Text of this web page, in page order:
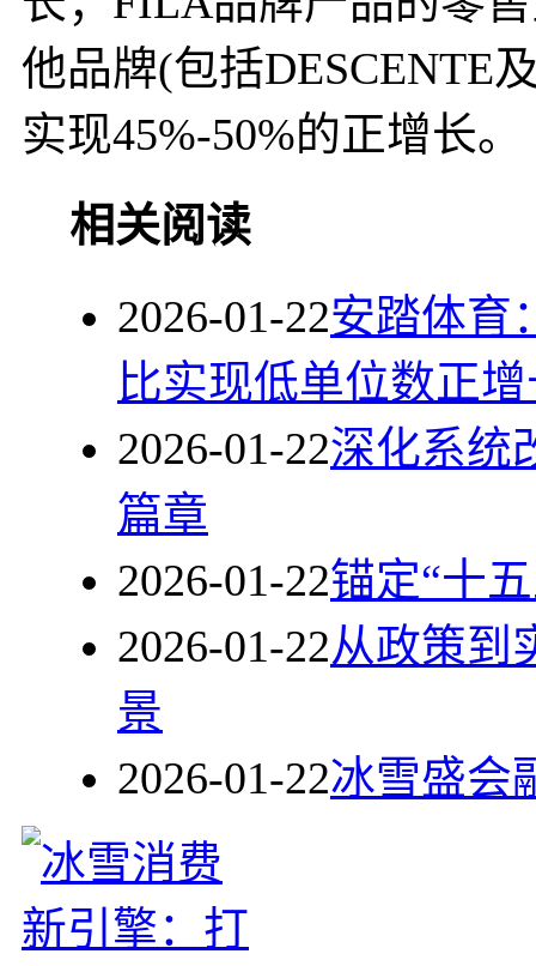
他品牌(包括DESCENTE
实现45%-50%的正增长。
相关阅读
2026-01-22安踏体育
比实现低单位数正
2026-01-22深化系统
篇章
2026-01-22锚定“十
2026-01-22从政策到
景
2026-01-22冰雪盛会